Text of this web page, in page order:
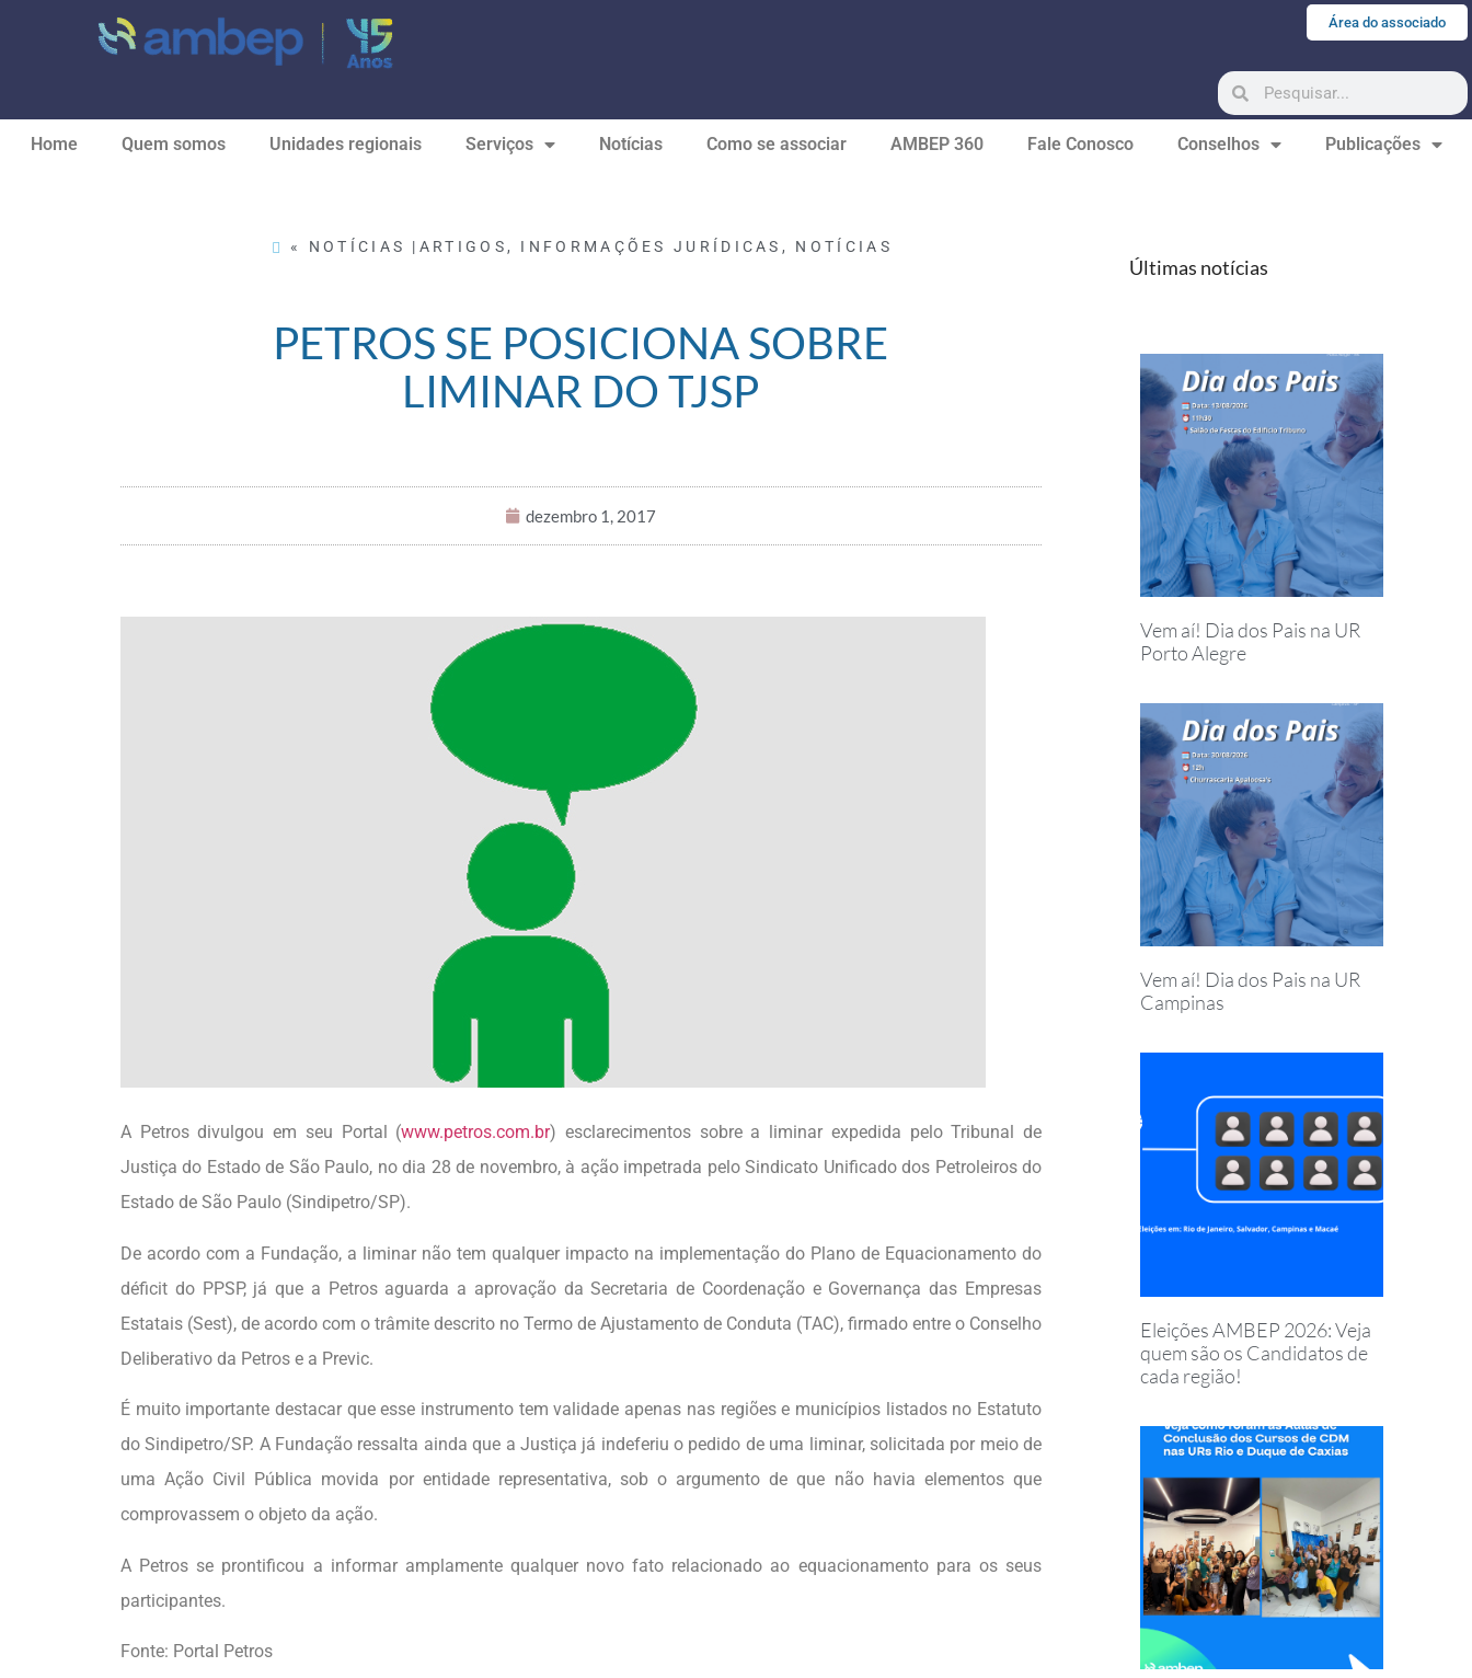
Área do associado
Home Quem somos Unidades regionais Serviços Notícias Como se associar AMBEP 360 Fale Conosco Conselhos Publicações
« NOTÍCIAS | ARTIGOS , INFORMAÇÕES JURÍDICAS , NOTÍCIAS
PETROS SE POSICIONA SOBRE
LIMINAR DO TJSP
dezembro 1, 2017
A Petros divulgou em seu Portal (www.petros.com.br) esclarecimentos sobre a liminar expedida pelo Tribunal de
Justiça do Estado de São Paulo, no dia 28 de novembro, à ação impetrada pelo Sindicato Unificado dos Petroleiros do
Estado de São Paulo (Sindipetro/SP).
De acordo com a Fundação, a liminar não tem qualquer impacto na implementação do Plano de Equacionamento do
déficit do PPSP, já que a Petros aguarda a aprovação da Secretaria de Coordenação e Governança das Empresas
Estatais (Sest), de acordo com o trâmite descrito no Termo de Ajustamento de Conduta (TAC), firmado entre o Conselho
Deliberativo da Petros e a Previc.
É muito importante destacar que esse instrumento tem validade apenas nas regiões e municípios listados no Estatuto
do Sindipetro/SP. A Fundação ressalta ainda que a Justiça já indeferiu o pedido de uma liminar, solicitada por meio de
uma Ação Civil Pública movida por entidade representativa, sob o argumento de que não havia elementos que
comprovassem o objeto da ação.
A Petros se prontificou a informar amplamente qualquer novo fato relacionado ao equacionamento para os seus
participantes.
Fonte: Portal Petros
Últimas notícias
Vem aí! Dia dos Pais na UR
Porto Alegre
Vem aí! Dia dos Pais na UR
Campinas
Eleições AMBEP 2026: Veja
quem são os Candidatos de
cada região!